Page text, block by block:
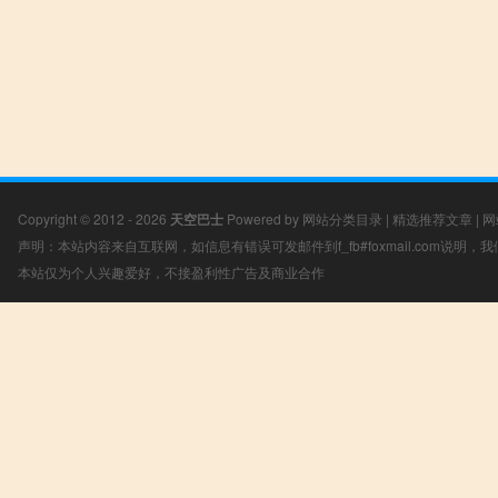
Copyright © 2012 - 2026 天空巴士 Powered by 网站分类目录 | 精选推荐文章 |
声明：本站内容来自互联网，如信息有错误可发邮件到f_fb#foxmail.com说明，
本站仅为个人兴趣爱好，不接盈利性广告及商业合作